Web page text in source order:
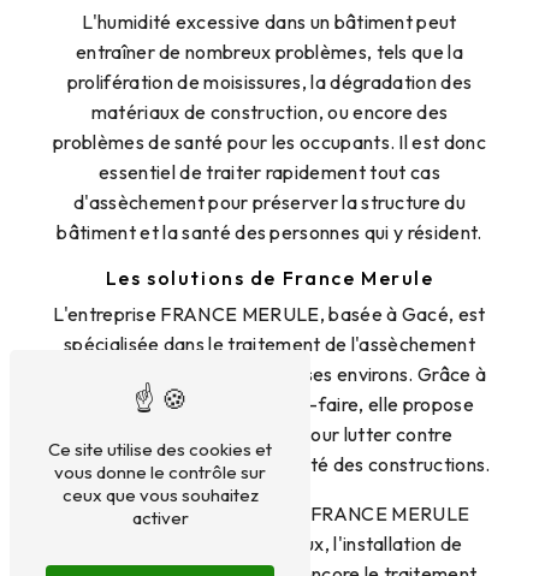
L'humidité excessive dans un bâtiment peut
entraîner de nombreux problèmes, tels que la
prolifération de moisissures, la dégradation des
matériaux de construction, ou encore des
problèmes de santé pour les occupants. Il est donc
essentiel de traiter rapidement tout cas
d'assèchement pour préserver la structure du
bâtiment et la santé des personnes qui y résident.
Les solutions de France Merule
L'entreprise FRANCE MERULE, basée à Gacé, est
spécialisée dans le traitement de l'assèchement
des bâtiments à Argentan et ses environs. Grâce à
son expertise et à son savoir-faire, elle propose
des solutions sur mesure pour lutter contre
l'humidité et assurer la pérennité des constructions.
Les techniques utilisées par FRANCE MERULE
incluent le drainage des eaux, l'installation de
Ce site utilise des cookies et
vous donne le contrôle sur
ceux que vous souhaitez
activer